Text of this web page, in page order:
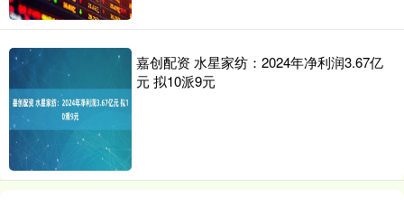
嘉创配资 水星家纺：2024年净利润3.67亿
元 拟10派9元